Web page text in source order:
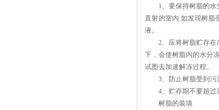
1、要保持树脂的水分
直射的室内.如发现树脂
液。
2、应将树脂贮存在产
下，会使树脂内的水分
试图去加速解冻过程。
3、防止树脂受到污染
4、贮存期不要超过
树脂的装填